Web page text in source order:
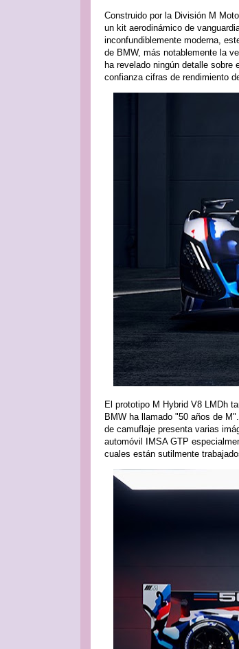
Construido por la División M
un kit aerodinámico de
inconfundiblemente moderna,
de BMW, más notablemente la
ha revelado ningún detalle
confianza cifras de rendimiento
El prototipo M Hybrid V8 LMDh
BMW ha llamado "50 años de
de camuflaje presenta varias
automóvil IMSA GTP
cuales están sutilmente